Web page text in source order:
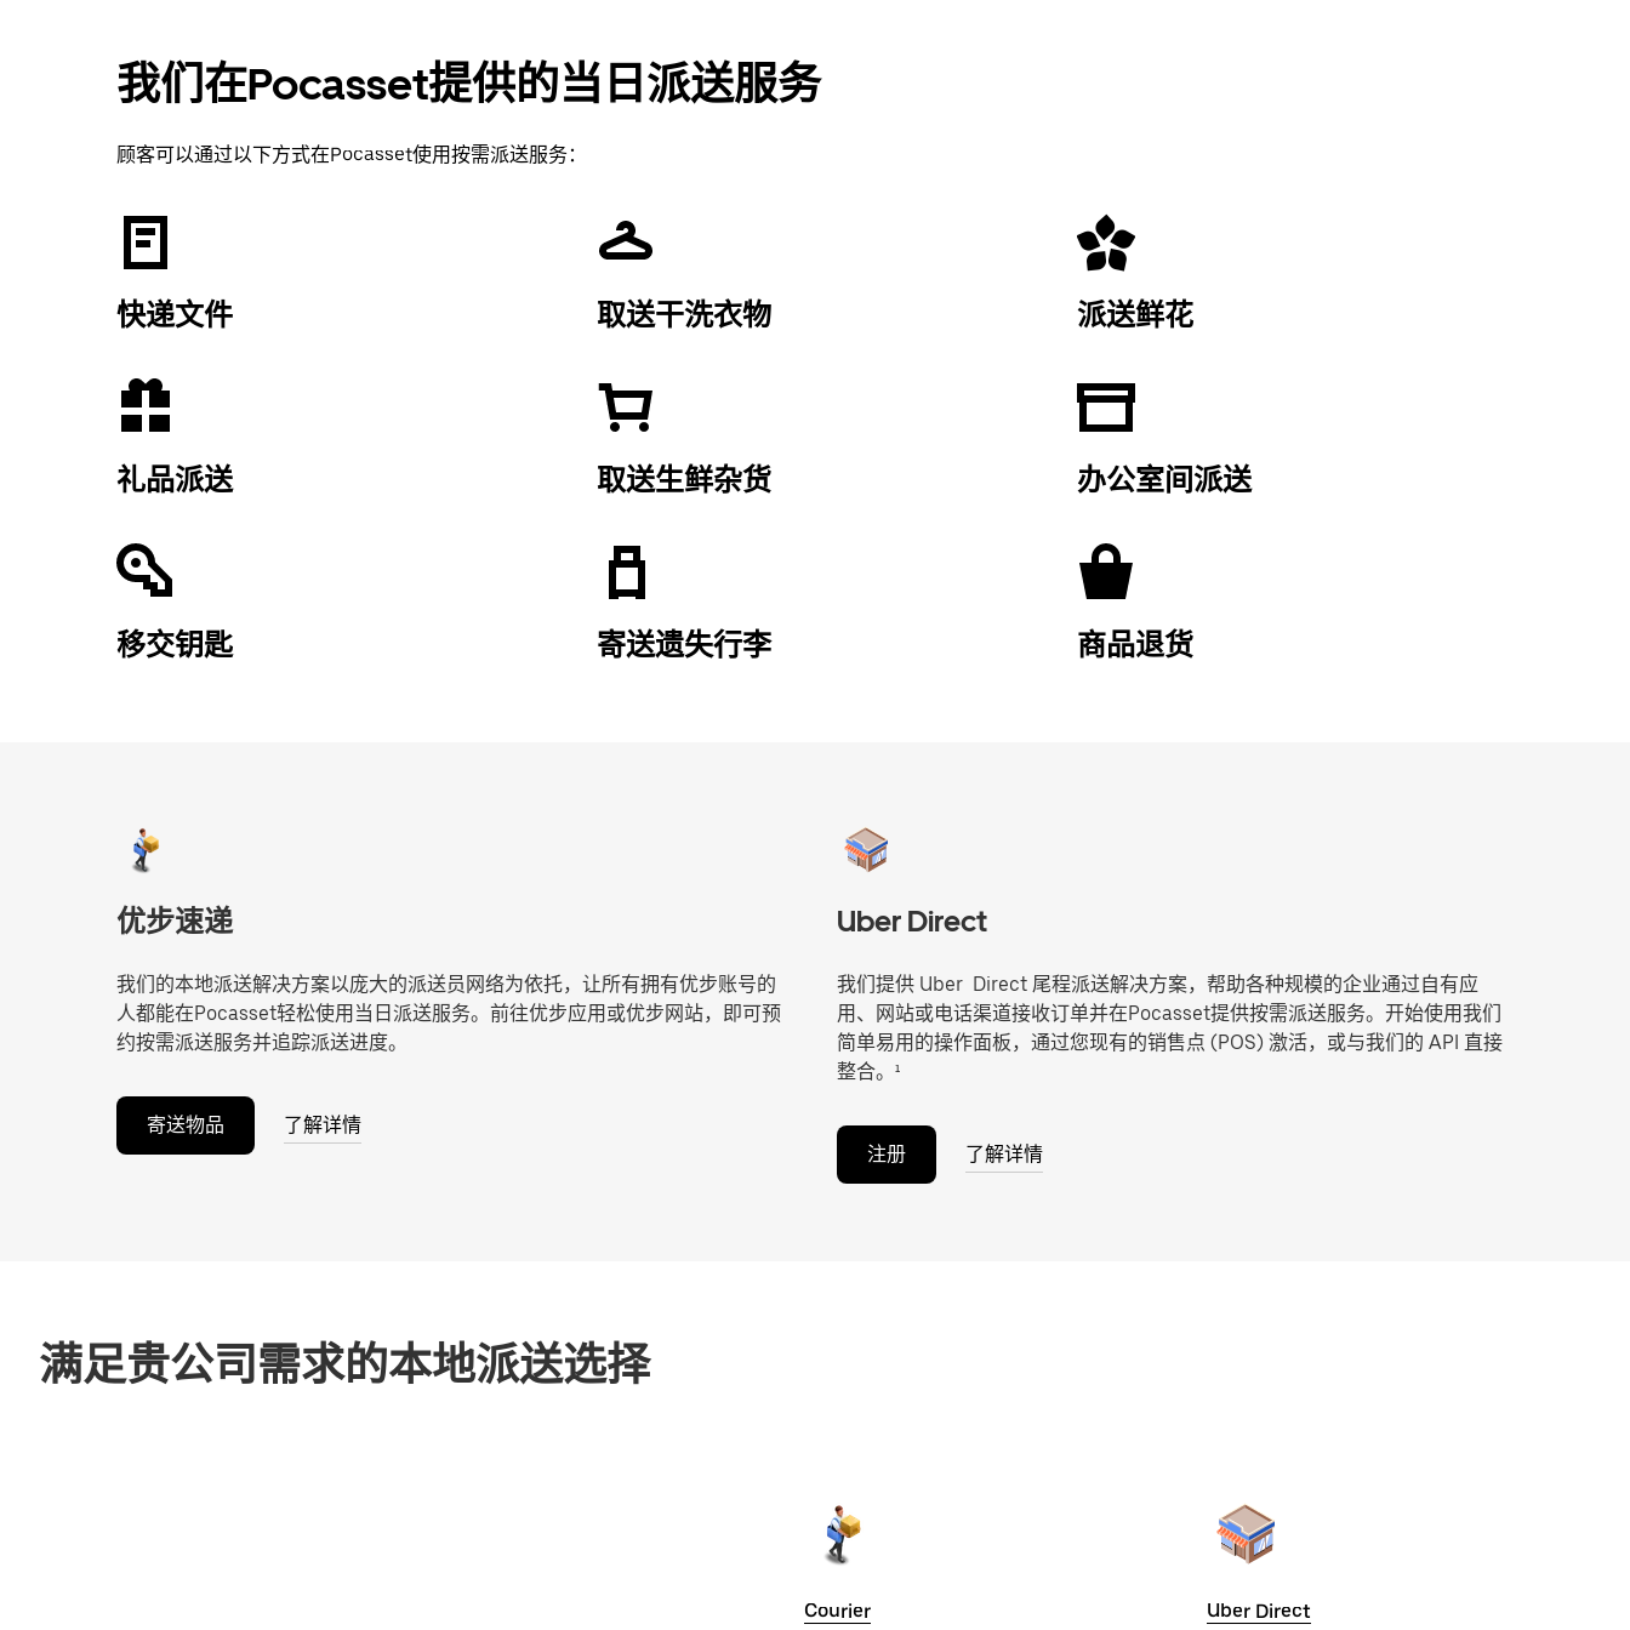
我们在Pocasset提供的当日派送服务
顾客可以通过以下方式在Pocasset使用按需派送服务：
快递文件 取送干洗衣物 派送鲜花
礼品派送 取送生鲜杂货 办公室间派送
移交钥匙 寄送遗失行李 商品退货
优步速递
我们的本地派送解决方案以庞大的派送员网络为依托，让所有拥有优步账号的
人都能在Pocasset轻松使用当日派送服务。前往优步应用或优步网站，即可预
约按需派送服务并追踪派送进度。
寄送物品 了解详情
Uber Direct
我们提供 Uber Direct 尾程派送解决方案，帮助各种规模的企业通过自有应
用、网站或电话渠道接收订单并在Pocasset提供按需派送服务。开始使用我们
简单易用的操作面板，通过您现有的销售点 (POS) 激活，或与我们的 API 直接
整合。¹
注册 了解详情
满足贵公司需求的本地派送选择
Courier Uber Direct